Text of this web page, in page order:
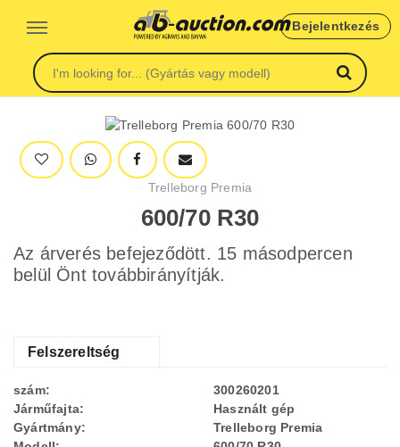
Bejelentkezés
Trelleborg Premia
600/70 R30
Az árverés befejeződött. 15 másodpercen
belül Önt továbbirányítják.
Felszereltség
szám:
300260201
Járműfajta:
Használt gép
Gyártmány:
Trelleborg Premia